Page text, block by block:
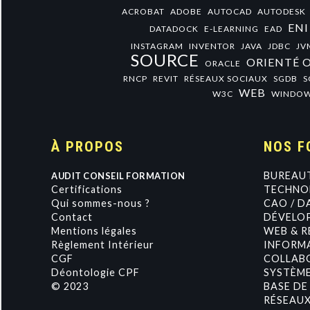
ACROBAT ADOBE AUTOCAD AUTODESK
DATADOCK E-LEARNING EAD ENI
INSTAGRAM INVENTOR JAVA JDBC
SOURCE ORACLE ORIENTÉ
RNCP REVIT RÉSEAUX SOCIAUX SGDB
W3C WEB
À PROPOS
AUDIT CONSEIL FORMATION
Certifications
Qui sommes-nous ?
Contact
Mentions légales
Règlement Intérieur
CGF
Déontologie CPF
© 2023
NOS
CAO /
WEB &
BASE